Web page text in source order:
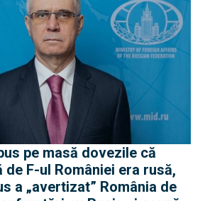
pe masă dovezile că
F-ul României era rusă,
a „avertizat” România de